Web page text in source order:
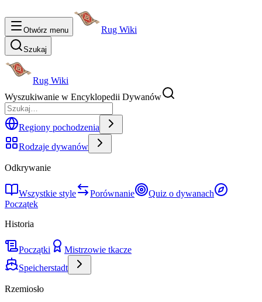
Otwórz menu Rug Wiki
Szukaj
Rug Wiki
Wyszukiwanie w Encyklopedii Dywanów
Regiony pochodzenia
Rodzaje dywanów
Odkrywanie
Wszystkie style Porównanie
Quiz o dywanach
Początek
Historia
Początki
Mistrzowie tkacze
Speicherstadt
Rzemiosło